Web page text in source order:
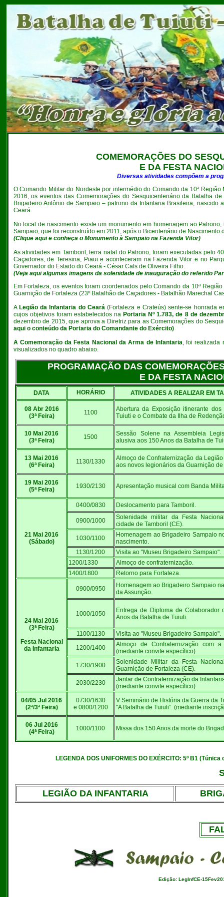
COMEMORAÇÕES DO
E DA FESTA
Diversas atividades compõem a
OComando Militar do Nordeste por intermédio do Comando da 10ª
2016, os eventos das Comemorações do Sesquicentenário da Batalha
Brigadeiro Antônio de Sampaio – patrono da Infantaria Brasileira,
Ceará.
No local de nascimento existe um monumento em homenagem ao
Sampaio, que foi reconstruído em 2011, após o Bicentenário de Nascimento
(Clique aqui e conheça o Monumento à Sampaio na Fazenda Vitor)
As atividades em Tamboril, terra natal do Patrono, foram executadas pelo
Caçadores, de Teresina, Piaui e aconteceram na Fazenda Vitor e no
Governador do Estado do Ceará - César Cals de Oliveira Filho.
(Veja aqui algumas imagens da solenidade de inauguração do referido
Em Fortaleza, os eventos foram coordenados pelo Comando da 10ª
Guarnição de Fortaleza (23º Batalhão de Caçadores - Batalhão Marechal
A Legião da Infantaria do Ceará (Fortaleza e Crateús) sente-se honrada
cujos objetivos foram estabelecidos na Portaria Nº 1.783, de 8 de
dezembro de 2015, que aprova a Diretriz para as Comemorações do
aqui o conteúdo da Portaria do Comandante do Exército)
A Comemoração da Festa Nacional da Arma de Infantaria, foi realizada
visualizados no quadro abaixo.
PROGRAMAÇÃO DAS
E DA FESTA
DATA HORÁRIO ATIVIDADES A REALIZAR EM
08 Abr2016
(3ª Feira)
1100
Abertura da Exposição itinerante
Tuiuti e o Combate da Ilha de
10 Mai 2016
(3ª Feira)
1500
Sessão Solene na Assembleia
alusiva aos 150 Anos da Batalha de
13 Mai 2016
(6ª Feira)
1130/1330
Almoço de Confraternização da
aos novos legionários da Guarnição
19 Mai 2016
(5ª Feira)
1930/2130 Apresentação musical com Banda
21 Mai 2016
(Sábado)
0400/0830 Deslocamento para Tamboril.
0900/1000
Solenidade militar da Festa
cidade de Tamboril (CE).
1030/1100
Homenagem ao Brigadeiro Sampaio
nascimento.
1130/1200
Visita ao "Museu Brigadeiro Sampaio".
1200/1330
Almoço de confraternização.
1400/1800
Retorno para Fortaleza.
24 Mai 2016
(3ª Feira)
Festa Nacional
da Infantaria
0900/0950
Homenagem ao Brigadeiro Sampaio
da Assunção.
1000/1050
Entrega de Diploma de Colaborador
Anos da Batalha de Tuiuti.
1100/1130
Visita ao "Museu Brigadeiro Sampaio".
1200/1400
Almoço de Confraternização com
(mediante convite específico)
1730/1900
Solenidade Militar da Festa
Guarnição de Fortaleza (CE).
2030/2230
Jantar de Confraternização da
(mediante convite específico)
04/05 Jul 2016
(2ª/3ª Feira)
0730/1630
e 0800/1200
V Seminário de História da Guerra da
"A Batalha de Tuiuti”. (mediante
06 Jul 2016
(4ª Feira)
1000/1100 Missa dos 150 Anos da morte do
LEGENDA DOS UNIFORMES DO EXÉRCITO: 5º B1
LEGIÃO DA INFANTARIA
Edição: LegInfCE-